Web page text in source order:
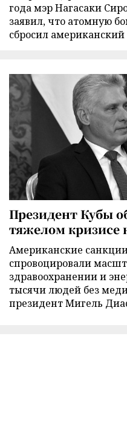
года мэр Нагасаки
заявил, что атомную
сбросил
Президент Кубы
тяжелом кризисе
Американские
спровоцировали
здравоохранении и
тысячи людей без
президент Мигель